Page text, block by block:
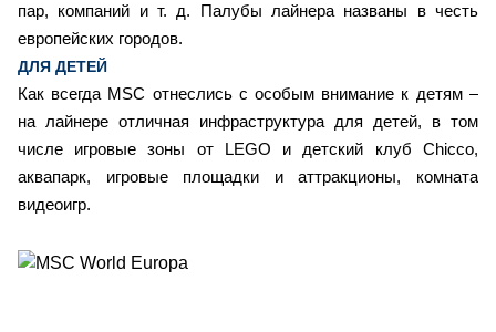
пар, компаний и т. д. Палубы лайнера названы в честь
европейских городов.
ДЛЯ ДЕТЕЙ
Как всегда MSC отнеслись с особым внимание к детям –
на лайнере отличная инфраструктура для детей, в том
числе игровые зоны от LEGO и детский клуб Chicco,
аквапарк, игровые площадки и аттракционы, комната
видеоигр.